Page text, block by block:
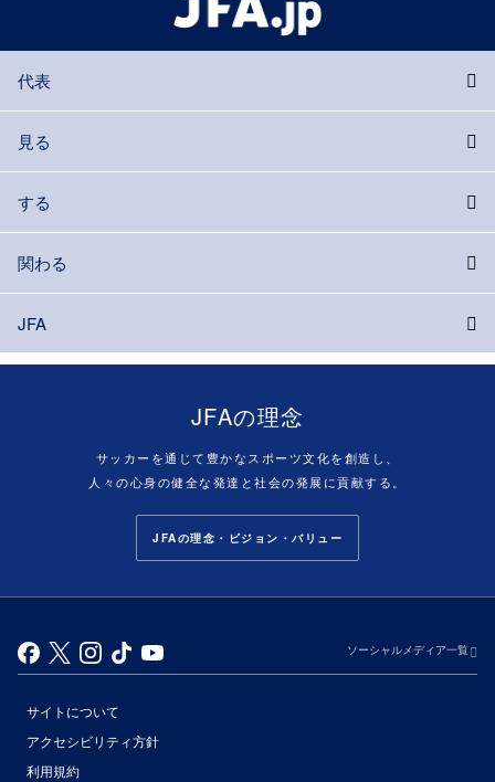
代表
見る
する
関わる
JFA
JFAの理念
サッカーを通じて豊かなスポーツ文化を創造し、
人々の心身の健全な発達と社会の発展に貢献する。
JFAの理念・ビジョン・バリュー
ソーシャルメディア一覧
サイトについて
アクセシビリティ方針
利用規約